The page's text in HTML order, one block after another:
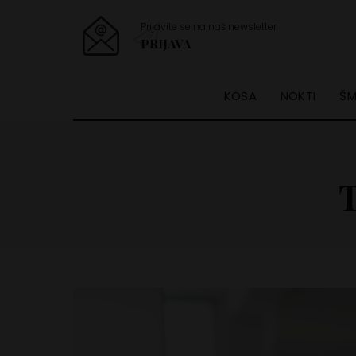
Prijavite se na naš newsletter
PRIJAVA
KOSA NOKTI